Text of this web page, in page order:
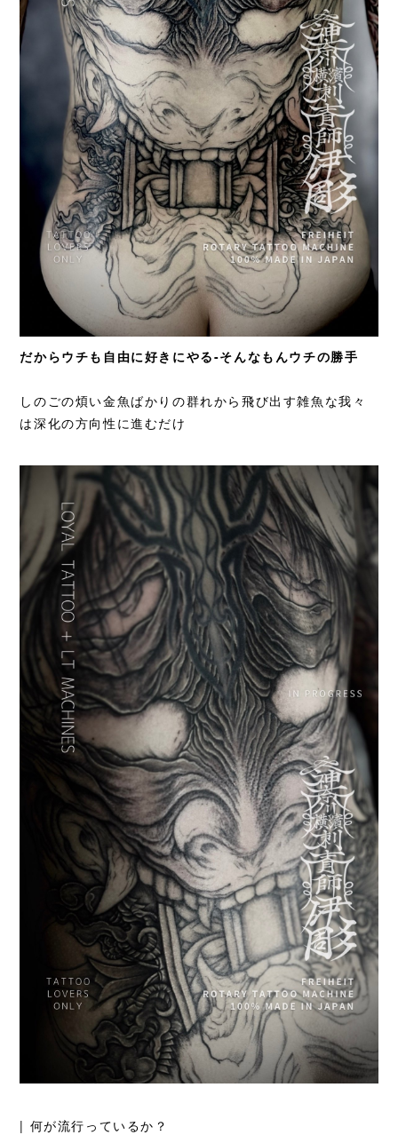
だからウチも自由に好きにやる-そんなもんウチの勝手
しのごの煩い金魚ばかりの群れから飛び出す雑魚な我々
は深化の方向性に進むだけ
| 何が流行っているか？